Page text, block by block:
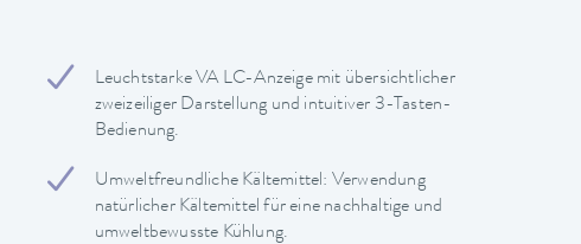
Leuchtstarke VA LC-Anzeige mit übersichtlicher
zweizeiliger Darstellung und intuitiver 3-Tasten-
Bedienung.
Umweltfreundliche Kältemittel: Verwendung
natürlicher Kältemittel für eine nachhaltige und
umweltbewusste Kühlung.